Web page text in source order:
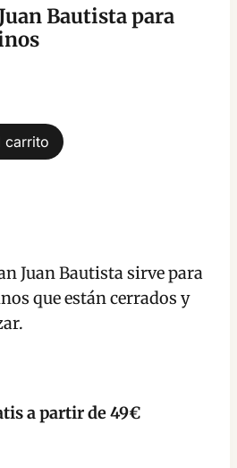
Bautista para
Juan Bautista sirve para
que están cerrados y
carrito
a partir de 49€